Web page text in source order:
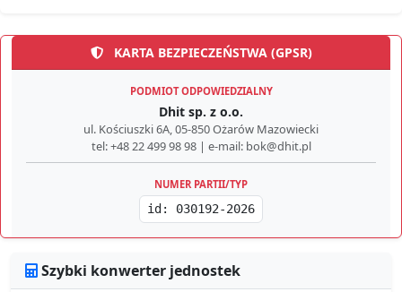
KARTA BEZPIECZEŃSTWA (GPSR)
PODMIOT ODPOWIEDZIALNY
Dhit sp. z o.o.
ul. Kościuszki 6A, 05-850 Ożarów Mazowiecki
tel: +48 22 499 98 98 | e-mail: bok@dhit.pl
NUMER PARTII/TYP
id: 030192-2026
Szybki konwerter jednostek